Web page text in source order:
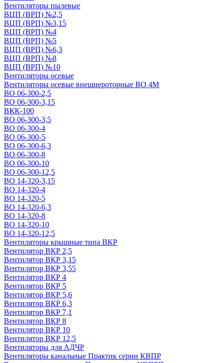
Вентиляторы пылевые
ВЦП (ВРП) №2,5
ВЦП (ВРП) №3,15
ВЦП (ВРП) №4
ВЦП (ВРП) №5
ВЦП (ВРП) №6,3
ВЦП (ВРП) №8
ВЦП (ВРП) №10
Вентиляторы осевые
Вентиляторы осевые внешнероторные ВО 4М
ВО 06-300-2,5
ВО 06-300-3,15
ВКК-100
ВО 06-300-3,5
ВО 06-300-4
ВО 06-300-5
ВО 06-300-6,3
ВО 06-300-8
ВО 06-300-10
ВО 06-300-12,5
ВО 14-320-3,15
ВО 14-320-4
ВО 14-320-5
ВО 14-320-6,3
ВО 14-320-8
ВО 14-320-10
ВО 14-320-12,5
Вентиляторы крышные типа ВКР
Вентилятор ВКР 2,5
Вентилятор ВКР 3,15
Вентилятор ВКР 3,55
Вентилятор ВКР 4
Вентилятор ВКР 5
Вентилятор ВКР 5,6
Вентилятор ВКР 6,3
Вентилятор ВКР 7,1
Вентилятор ВКР 8
Вентилятор ВКР 10
Вентилятор ВКР 12,5
Вентиляторы для АДЧР
Вентиляторы канальные Практик серии КВПР